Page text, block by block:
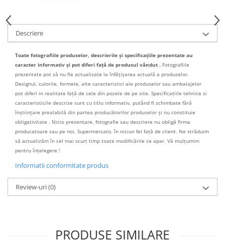
Descriere
Toate fotografiile produselor, descrierile și specificațiile prezentate au
caracter informativ și pot diferi față de produsul vândut . Fotografiile
prezentate pot să nu fie actualizate la înfățișarea actuală a produselor.
Designul, culorile, formele, alte caracteristici ale produselor sau ambalajelor
pot diferi in realitate față de cele din pozele de pe site. Specificațiile tehnice si
caracteristicile descrise sunt cu titlu informativ, putând fi schimbate fără
înștiințare prealabilă din partea producătorilor produselor și nu constituie
obligativitate . Nicio prezentare, fotografie sau descriere nu obligă firma
producatoare sau pe noi, Supermercato, în niciun fel față de client. Ne străduim
să actualizăm în cel mai scurt timp toate modificările ce apar. Vă mulțumim
pentru înțelegere !
Informatii conformitate produs
Review-uri(0)
PRODUSE SIMILARE